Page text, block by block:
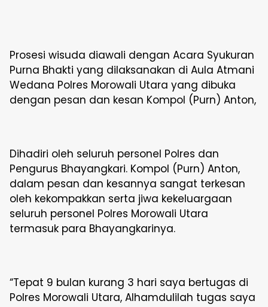
Prosesi wisuda diawali dengan Acara Syukuran
Purna Bhakti yang dilaksanakan di Aula Atmani
Wedana Polres Morowali Utara yang dibuka
dengan pesan dan kesan Kompol (Purn) Anton,
Dihadiri oleh seluruh personel Polres dan
Pengurus Bhayangkari. Kompol (Purn) Anton,
dalam pesan dan kesannya sangat terkesan
oleh kekompakkan serta jiwa kekeluargaan
seluruh personel Polres Morowali Utara
termasuk para Bhayangkarinya.
“Tepat 9 bulan kurang 3 hari saya bertugas di
Polres Morowali Utara, Alhamdulilah tugas saya